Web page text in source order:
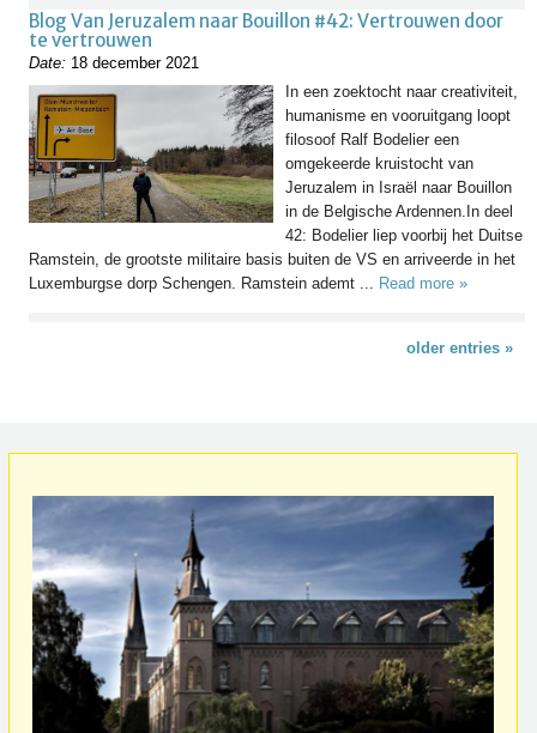
Blog Van Jeruzalem naar Bouillon #42: Vertrouwen door
te vertrouwen
Date: 18 december 2021
In een zoektocht naar creativiteit,
humanisme en vooruitgang loopt
filosoof Ralf Bodelier een
omgekeerde kruistocht van
Jeruzalem in Israël naar Bouillon
in de Belgische Ardennen.In deel
42: Bodelier liep voorbij het Duitse
Ramstein, de grootste militaire basis buiten de VS en arriveerde in het
Luxemburgse dorp Schengen. Ramstein ademt ... Read more »
older entries »